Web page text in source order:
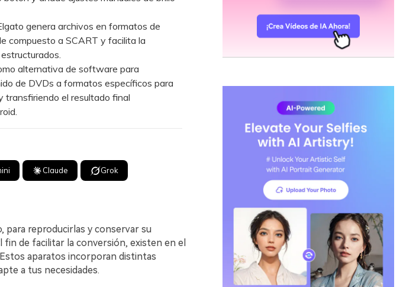
genera archivos en formatos de
compuesto a SCART y facilita la
alternativa de software para
de DVDs a formatos específicos para
transfiriendo el resultado final
Claude Grok
para reproducirlas y conservar su
de facilitar la conversión, existen en el
aparatos incorporan distintas
a tus necesidades.